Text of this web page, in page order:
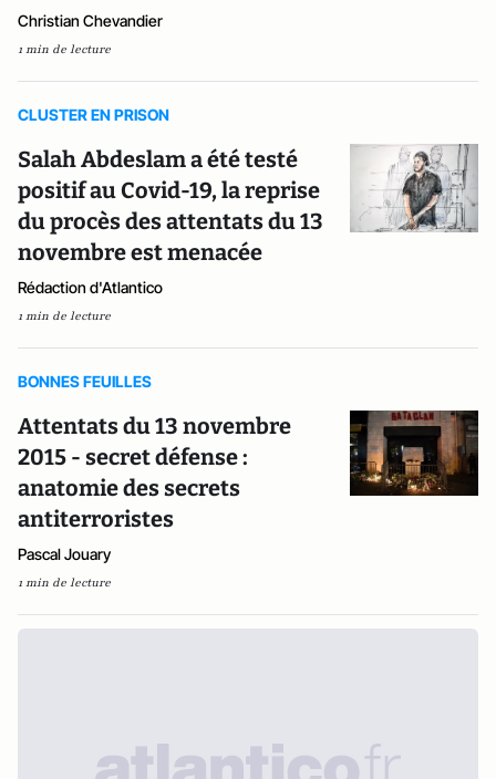
Christian Chevandier
1 min de lecture
CLUSTER EN PRISON
Salah Abdeslam a été testé
positif au Covid-19, la reprise
du procès des attentats du 13
novembre est menacée
Rédaction d'Atlantico
1 min de lecture
BONNES FEUILLES
Attentats du 13 novembre
2015 - secret défense :
anatomie des secrets
antiterroristes
Pascal Jouary
1 min de lecture